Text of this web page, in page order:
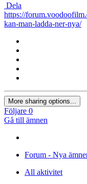
Dela
https://
kan-man-ladda-ner-nya/
More sharing options...
Följare 0
Gå till ämnen
Forum - Nya
All aktivitet